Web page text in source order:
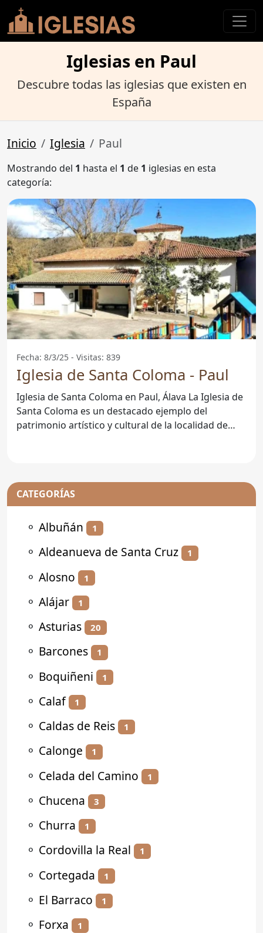
Iglesias en Paul
Descubre todas las iglesias que existen en
España
Inicio Iglesia Paul
Mostrando del 1 hasta el 1 de 1 iglesias en esta
categoría:
Fecha: 8/3/25 - Visitas: 839
Iglesia de Santa Coloma - Paul
Iglesia de Santa Coloma en Paul, Álava La Iglesia de
Santa Coloma es un destacado ejemplo del
patrimonio artístico y cultural de la localidad de
CATEGORÍAS
⚬ Albuñán 1
⚬ Aldeanueva de Santa Cruz 1
⚬ Alosno 1
⚬ Alájar 1
⚬ Asturias 20
⚬ Barcones 1
⚬ Boquiñeni 1
⚬ Calaf 1
⚬ Caldas de Reis 1
⚬ Calonge 1
⚬ Celada del Camino 1
⚬ Chucena 3
⚬ Churra 1
⚬ Cordovilla la Real 1
⚬ Cortegada 1
⚬ El Barraco 1
⚬ Forxa 1